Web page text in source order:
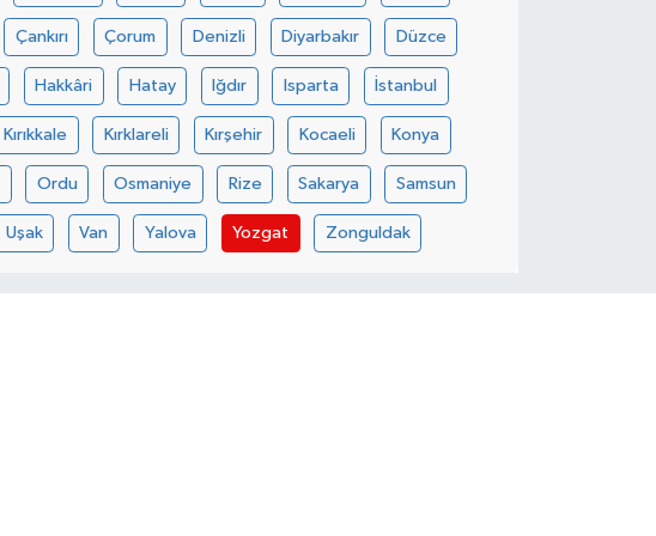
Çankırı Çorum Denizli Diyarbakır Düzce
Hakkâri Hatay Iğdır Isparta İstanbul
Kırıkkale Kırklareli Kırşehir Kocaeli Konya
Ordu Osmaniye Rize Sakarya Samsun
Uşak Van Yalova Yozgat Zonguldak